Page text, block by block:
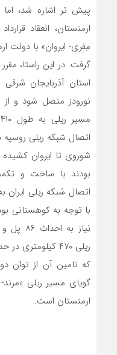
پیش تر اشاره شد، اما
ارمنستان، انعقاد
گرفت. در این راستا،
نورودز متصل شود و از
اتصال شبکه ریلی
شوروی تا ایروان کشیده
بودند با ساخت و
اتصال شبکه ریلی ایران
با توجه به کوهستانی
که تامین آن از توان
گویای مسیر ریلی
ارمنستان است.